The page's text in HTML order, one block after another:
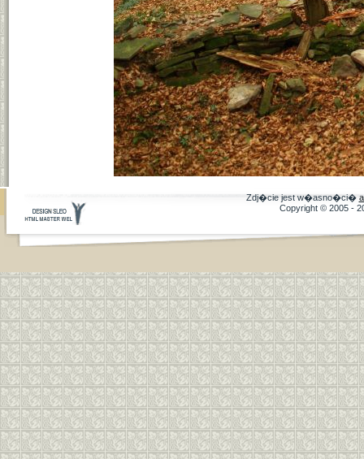
Zdj�cie jest w�asno�ci�
Copyright © 2005 -